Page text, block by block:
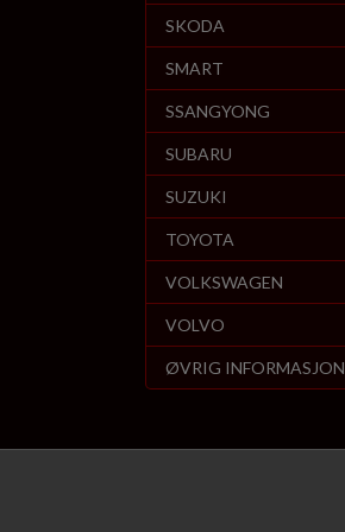
SKODA
SMART
SSANGYONG
SUBARU
SUZUKI
TOYOTA
VOLKSWAGEN
VOLVO
ØVRIG INFORMASJON